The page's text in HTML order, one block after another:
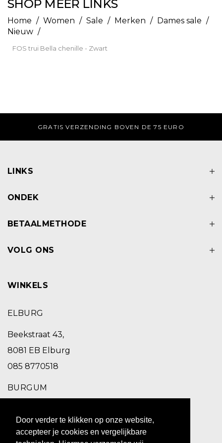
Door verder te klikken op onze website,
accepteer je cookies en vergelijkbare
SHOP MEER LINKS
Home / Women / Sale / Merken / Dames sale /
Nieuw /
FOS trui Bella chenille - Zwart
DI-ZA VOOR 17:00 UUR BESTELD, ZELFDE DAG
LINKS
ONDEK
BETAALMETHODE
VOLG ONS
WINKELS
ELBURG
Beekstraat 43,
8081 EB Elburg
085 8770518
BURGUM
9251 EC Burgum
0511 469 260